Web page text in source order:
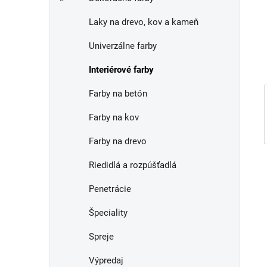
Laky na drevo, kov a kameň
Univerzálne farby
Interiérové farby
Farby na betón
Farby na kov
Farby na drevo
Riedidlá a rozpúšťadlá
Penetrácie
Špeciality
Spreje
Výpredaj